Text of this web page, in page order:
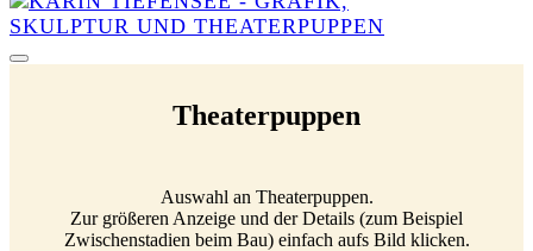
Theaterpuppen
Auswahl an Theaterpuppen.
Zur größeren Anzeige und der Details (zum Beispiel
Zwischenstadien beim Bau) einfach aufs Bild klicken.